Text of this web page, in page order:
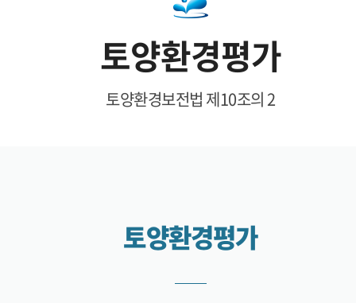
토양환경평가
토양환경보전법 제10조의 2
토양환경평가